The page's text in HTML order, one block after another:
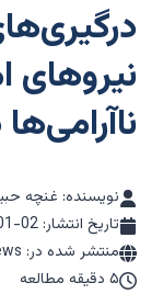
نیروهای
نویسنده: غنچه
تاریخ انتشار: 02
منتشر شده در: BBC News
۵ دقیقه مطالعه